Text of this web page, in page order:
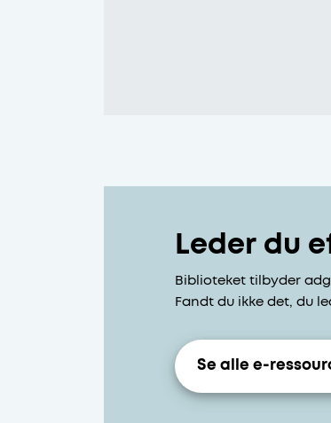
Leder du
Biblioteket tilbyder
Fandt du ikke det, du
Se alle e-